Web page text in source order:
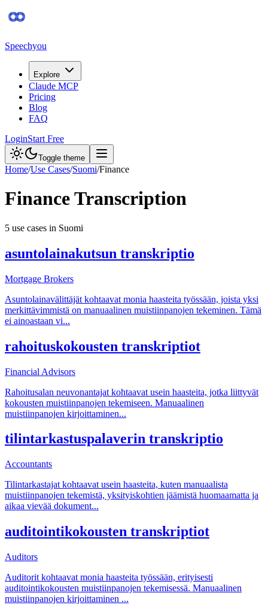
Speechyou
Explore
Claude MCP
Pricing
Blog
FAQ
LoginStart Free
Toggle theme
Home/Use Cases/Suomi/Finance
FinanceTranscription
5 use cases in Suomi
asuntolainakutsun transkriptio
Mortgage Brokers
Asuntolainavälittäjät kohtaavat monia haasteita työssään, joista yksi
merkittävimmistä on manuaalinen muistiinpanojen tekeminen. Tämä
ei ainoastaan vi...
rahoituskokousten transkriptiot
Financial Advisors
Rahoitusalan neuvonantajat kohtaavat usein haasteita, jotka liittyvät
kokousten muistiinpanojen tekemiseen. Manuaalinen
muistiinpanojen kirjoittaminen...
tilintarkastuspalaverin transkriptio
Accountants
Tilintarkastajat kohtaavat usein haasteita, kuten manuaalista
muistiinpanojen tekemistä, yksityiskohtien jäämistä huomaamatta ja
aikaa vievää dokument...
auditointikokousten transkriptiot
Auditors
Auditorit kohtaavat monia haasteita työssään, erityisesti
auditointikokousten muistiinpanojen tekemisessä. Manuaalinen
muistiinpanojen kirjoittaminen ...